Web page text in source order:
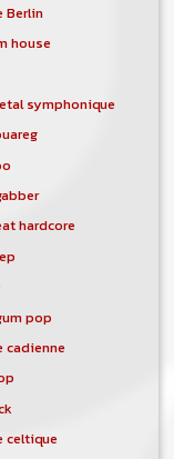
Berlin
house
symphonique
hardcore
pop
cadienne
celtique